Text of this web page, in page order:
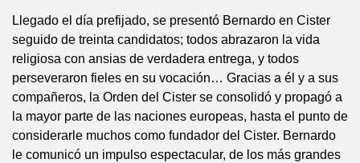
Llegado el día prefijado, se presentó Bernardo en Cister
seguido de treinta candidatos; todos abrazaron la vida
religiosa con ansias de verdadera entrega, y todos
perseveraron fieles en su vocación… Gracias a él y a sus
compañeros, la Orden del Cister se consolidó y propagó a
la mayor parte de las naciones europeas, hasta el punto de
considerarle muchos como fundador del Cister. Bernardo
le comunicó un impulso espectacular, de los más grandes